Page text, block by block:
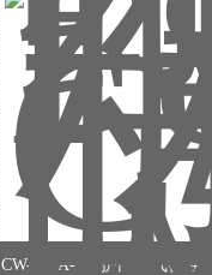
CW-507A-4防护面罩气密性